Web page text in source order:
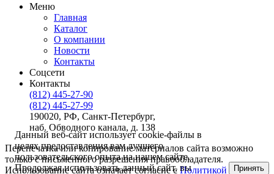
Меню
Главная
Каталог
О компании
Новости
Контакты
Соцсети
Контакты
(812) 445-27-90
(812) 445-27-99
190020, РФ, Санкт-Петербург,
наб. Обводного канала, д. 138
Перепечатка или копирование материалов сайта возможно
только с письменного разрешения правообладателя.
Использование сайта означает согласие с Политикой
Данный веб-сайт использует cookie-файлы в
целях предоставления вам лучшего
пользовательского опыта на нашем сайте.
Продолжая использовать данный сайт, вы
Принять